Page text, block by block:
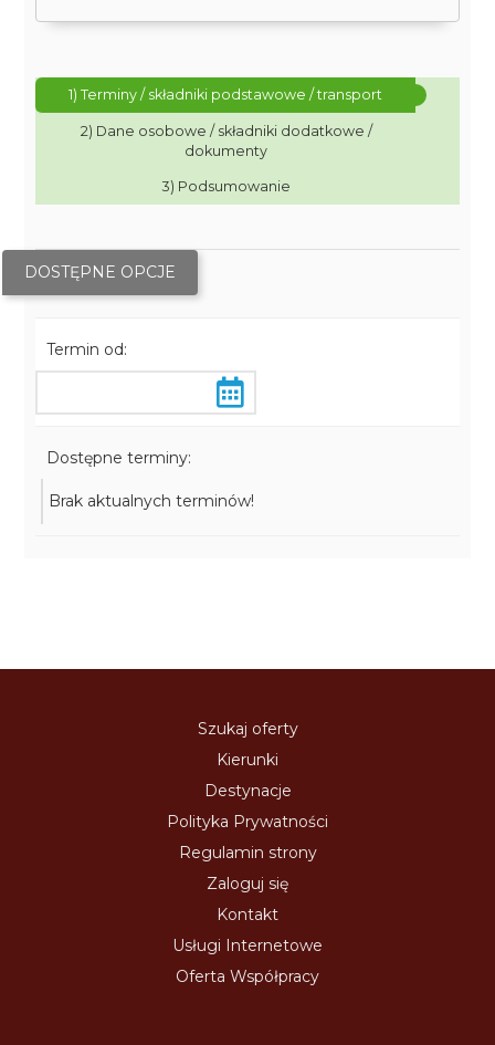
1) Terminy / składniki podstawowe / transport
2) Dane osobowe / składniki dodatkowe /
dokumenty
3) Podsumowanie
DOSTĘPNE OPCJE
Termin od:
Dostępne terminy:
Brak aktualnych terminów!
Szukaj oferty
Kierunki
Destynacje
Polityka Prywatności
Regulamin strony
Zaloguj się
Kontakt
Usługi Internetowe
Oferta Współpracy